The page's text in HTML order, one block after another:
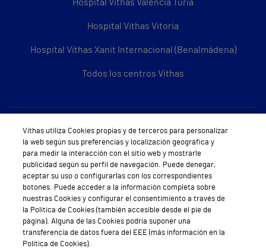
Hospital Vithas Valencia Turia
Hospital Vithas Vitoria
Hospital Vithas Xanit Internacional (Benalmádena)
Todos los centros Vithas
Sobre Vithas
Quiénes somos
Trabajar en Vithas
Teléfono Cita Médica
Teléfono Atención al Cliente
Política de seguridad y salud en el trabajo
Vithas utiliza Cookies propias y de terceros para personalizar
la web según sus preferencias y localización geográfica y
para medir la interacción con el sitio web y mostrarle
publicidad según su perfil de navegación. Puede denegar,
aceptar su uso o configurarlas con los correspondientes
botones. Puede acceder a la información completa sobre
nuestras Cookies y configurar el consentimiento a través de
la Política de Cookies (también accesible desde el pie de
página). Alguna de las Cookies podría suponer una
transferencia de datos fuera del EEE (más información en la
Política de Cookies).